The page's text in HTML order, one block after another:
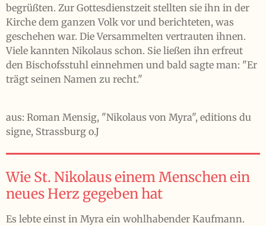
begrüßten. Zur Gottesdienstzeit stellten sie ihn in der
Kirche dem ganzen Volk vor und berichteten, was
geschehen war. Die Versammelten vertrauten ihnen.
Viele kannten Nikolaus schon. Sie ließen ihn erfreut
den Bischofsstuhl einnehmen und bald sagte man: "Er
trägt seinen Namen zu recht."
aus: Roman Mensig, "Nikolaus von Myra", editions du
signe, Strassburg o.J
Wie St. Nikolaus einem Menschen ein
neues Herz gegeben hat
Es lebte einst in Myra ein wohlhabender Kaufmann.